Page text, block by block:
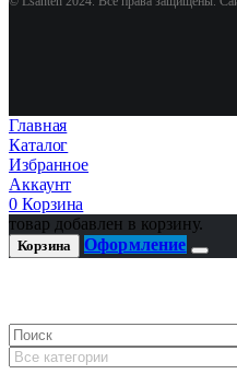
Главная
Каталог
Избранное
Аккаунт
0 Корзина
товар добавлен в корзину.
Корзина Оформление